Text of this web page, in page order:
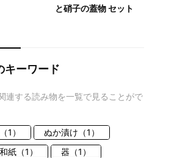
と硝子の蓋物 セット
キーワード
連する読み物を一覧で見ることがで
1）
ぬか漬け（1）
紙（1）
器（1）